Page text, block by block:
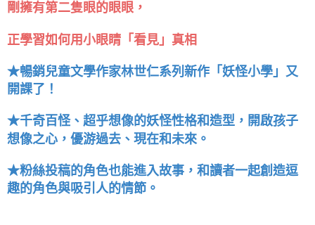
剛擁有第二隻眼的眼眼，
正學習如何用小眼睛「看見」真相
★暢銷兒童文學作家林世仁系列新作「妖怪小學」又
開課了！
★千奇百怪、超乎想像的妖怪性格和造型，開啟孩子
想像之心，優游過去、現在和未來。
★粉絲投稿的角色也能進入故事，和讀者一起創造逗
趣的角色與吸引人的情節。